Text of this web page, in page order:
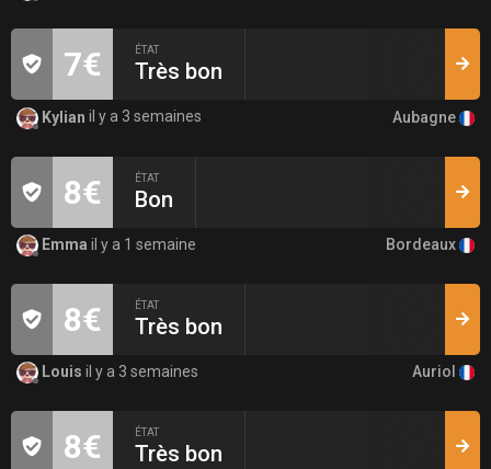
7€ ÉTAT
Très bon
Kylian il y a 3 semaines Aubagne
8€ ÉTAT
Bon
Emma il y a 1 semaine Bordeaux
8€ ÉTAT
Très bon
Louis il y a 3 semaines Auriol
8€ ÉTAT
Très bon